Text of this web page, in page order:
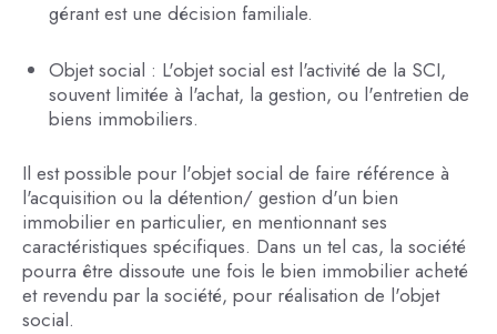
gérant est une décision familiale.
Objet social : L'objet social est l'activité de la SCI,
souvent limitée à l'achat, la gestion, ou l'entretien de
biens immobiliers.
Il est possible pour l'objet social de faire référence à
l'acquisition ou la détention/ gestion d'un bien
immobilier en particulier, en mentionnant ses
caractéristiques spécifiques. Dans un tel cas, la société
pourra être dissoute une fois le bien immobilier acheté
et revendu par la société, pour réalisation de l'objet
social.